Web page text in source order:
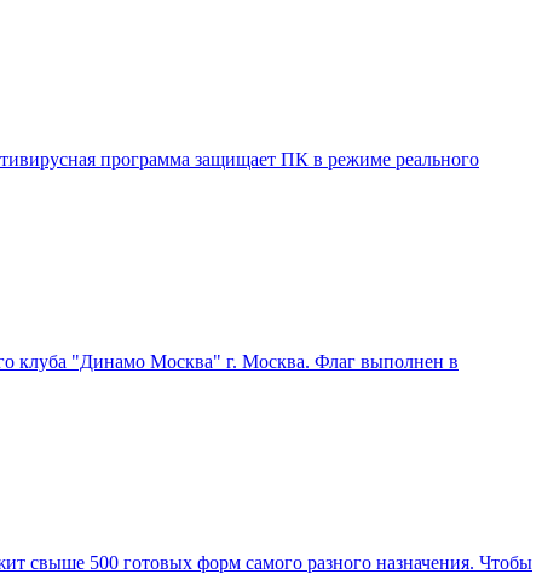
программа защищает ПК в режиме реального
клуба "Динамо Москва" г. Москва. Флаг выполнен в
свыше 500 готовых форм самого разного назначения. Чтобы